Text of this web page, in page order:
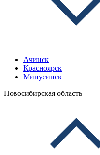
Ачинск
Красноярск
Минусинск
Новосибирская область